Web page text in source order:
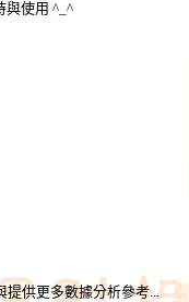
與使用 ^_^
提供更多數據分析參考...